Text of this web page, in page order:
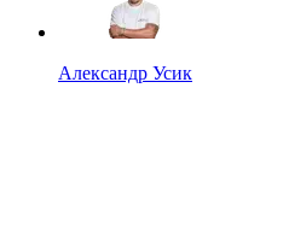
Александр Усик